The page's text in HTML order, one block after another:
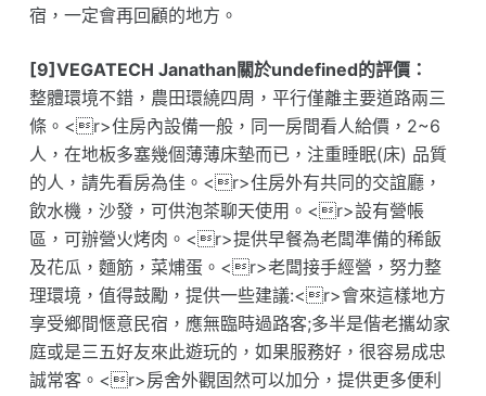
宿，一定會再回顧的地方。
[9]VEGATECH Janathan關於undefined的評價：
整體環境不錯，農田環繞四周，平行僅離主要道路兩三
條。<r>住房內設備一般，同一房間看人給價，2~6
人，在地板多塞幾個薄薄床墊而已，注重睡眠(床) 品質
的人，請先看房為佳。<r>住房外有共同的交誼廳，
飲水機，沙發，可供泡茶聊天使用。<r>設有營帳
區，可辦營火烤肉。<r>提供早餐為老闆準備的稀飯
及花瓜，麵筋，菜烳蛋。<r>老闆接手經營，努力整
理環境，值得鼓勵，提供一些建議:<r>會來這樣地方
享受鄉間愜意民宿，應無臨時過路客;多半是偕老攜幼家
庭或是三五好友來此遊玩的，如果服務好，很容易成忠
誠常客。<r>房舍外觀固然可以加分，提供更多便利